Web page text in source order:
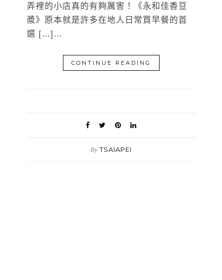
弄裡的小店真的有夠厲害！《永和佳香豆
漿》原本就是許多在地人日常買早餐的首
選 […]…
CONTINUE READING
By TSAIAPEI